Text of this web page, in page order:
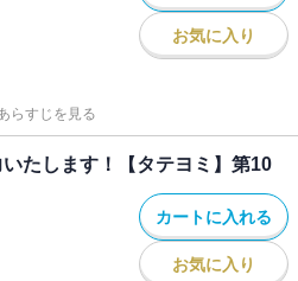
お気に入り
らすじを見る
たします！【タテヨミ】第10
カートに入れる
お気に入り